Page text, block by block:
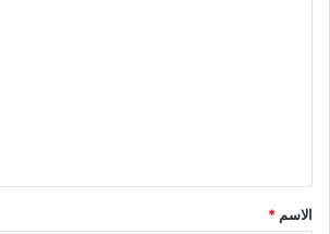
ق
*
الاسم *